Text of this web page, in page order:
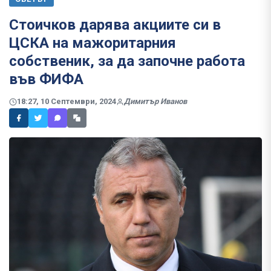
Стоичков дарява акциите си в
ЦСКА на мажоритарния
собственик, за да започне работа
във ФИФА
18:27, 10 Септември, 2024 Димитър Иванов